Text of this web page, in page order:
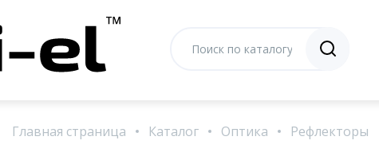
Главная страница Каталог Оптика Рефлекторы